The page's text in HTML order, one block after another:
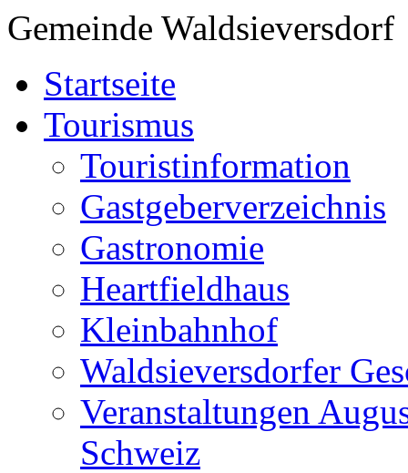
Gemeinde Waldsieversdorf
Startseite
Tourismus
Touristinformation
Gastgeberverzeichnis
Gastronomie
Heartfieldhaus
Kleinbahnhof
Waldsieversdorfer
Veranstaltungen
Schweiz